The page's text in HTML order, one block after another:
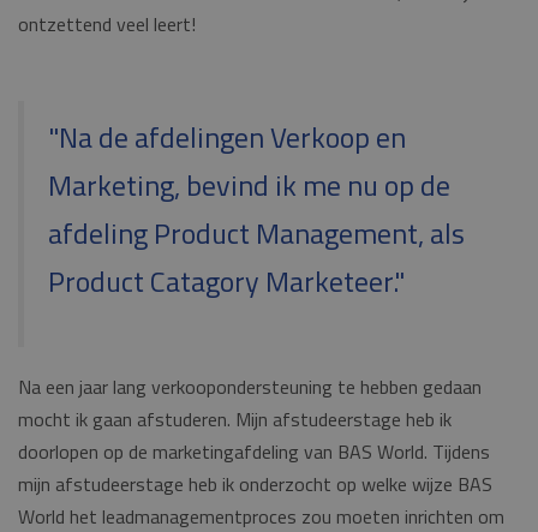
ontzettend veel leert!
"Na de afdelingen Verkoop en
Marketing, bevind ik me nu op de
afdeling Product Management, als
Product Catagory Marketeer."
Na een jaar lang verkoopondersteuning te hebben gedaan
mocht ik gaan afstuderen. Mijn afstudeerstage heb ik
doorlopen op de marketingafdeling van BAS World. Tijdens
mijn afstudeerstage heb ik onderzocht op welke wijze BAS
World het leadmanagementproces zou moeten inrichten om